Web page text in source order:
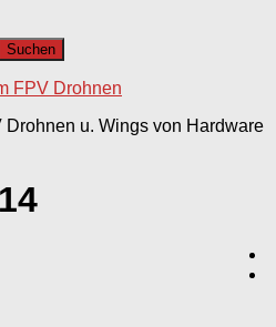
u. Wings von Hardware